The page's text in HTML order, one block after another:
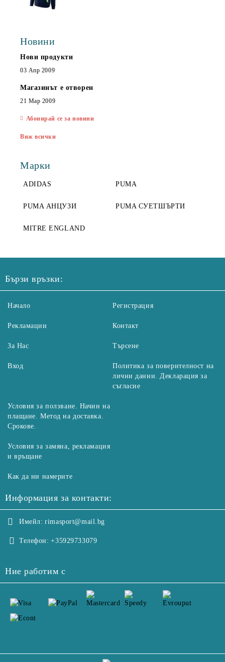
Новини
Нови продукти
03 Апр 2009
Магазинът е отворен
21 Мар 2009
Абонирай се за новини
Виж всички
Марки
ADIDAS PUMA
PUMA АНЦУЗИ PUMA СУЕТШЪРТИ
MITRE ENGLAND
Бързи връзки:
Начало
Рекламации
За Нас
Вход
Регистрация
Контакт
Търсене
Политика за поверителност на
лични данни. Декларация за
съгласие
Условия за ползване. Начин на
плащане. Метод на доставка.
Срокове.
Условия за замяна, рекламация
и връщане
Как да ни намерите
Информация за контакти:
Имейл: rimasport@mail.bg
Телефон: +35929733079
Ние работим с